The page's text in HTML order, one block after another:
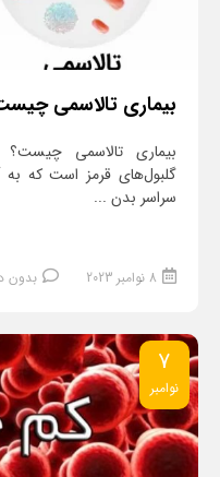
بیماری تالاسمی
بیماری تالاسمی
گلبول‌های قرمز است که به
سراسر بدن ...
8 نوامبر 2023 بدون
7
نوامبر